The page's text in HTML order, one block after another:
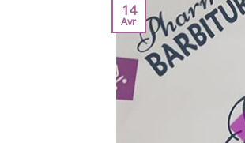
14
Avr